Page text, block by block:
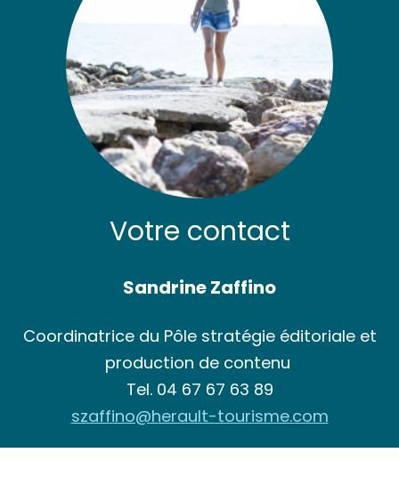
Votre contact
Sandrine Zaffino
Coordinatrice du Pôle stratégie éditoriale et
production de contenu
Tel.04 67 67 63 89
szaffino@herault-tourisme.com